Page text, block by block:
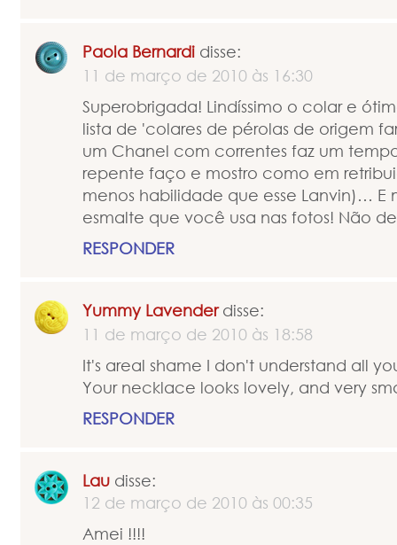
Paola Bernardi disse:
11 de março de 2010 às 16:30
Superobrigada! Lindíssimo o colar e
lista de 'colares de pérolas de origem
um Chanel com correntes faz um
repente faço e mostro como em
menos habilidade que esse Lanvin)… E
esmalte que você usa nas fotos! Não
RESPONDER
Yummy Lavenderdisse:
11 de março de 2010 às 18:58
It's areal shame I don't understand all
Your necklace looks lovely, and very
RESPONDER
Lau disse:
12 de março de 2010 às 00:35
Amei !!!!